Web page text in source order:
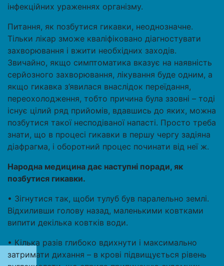
інфекційних ураженнях організму.
Питання, як позбутися гикавки, неоднозначне.
Тільки лікар зможе кваліфіковано діагностувати
захворювання і вжити необхідних заходів.
Звичайно, якщо симптоматика вказує на наявність
серйозного захворювання, лікування буде одним, а
якщо гикавка з’явилася внаслідок переїдання,
переохолодження, тобто причина була ззовні – тоді
існує цілий ряд прийомів, вдавшись до яких, можна
позбутися такої несподіваної напасті. Просто треба
знати, що в процесі гикавки в першу чергу задіяна
діафрагма, і оборотний процес починати від неї ж.
Народна медицина дає наступні поради, як
позбутися гикавки.
• Зігнутися так, щоби тулуб був паралельно землі.
Відхиливши голову назад, маленькими ковтками
випити декілька ковтків води.
• Кілька разів глибоко вдихнути і максимально
затримати дихання – в крові підвищується рівень